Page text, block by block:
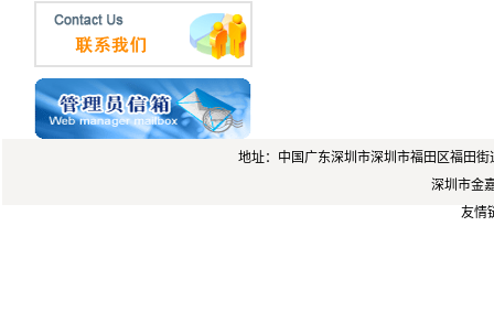
地址：中国广东深圳市深圳市福田区福田
深圳市金
友情